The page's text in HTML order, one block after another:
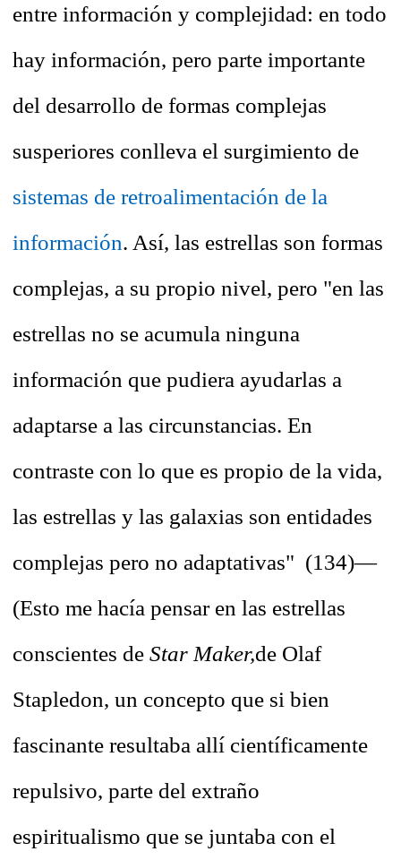
entre información y complejidad: en todo
hay información, pero parte importante
del desarrollo de formas complejas
susperiores conlleva el surgimiento de
sistemas de retroalimentación de la
información. Así, las estrellas son formas
complejas, a su propio nivel, pero "en las
estrellas no se acumula ninguna
información que pudiera ayudarlas a
adaptarse a las circunstancias. En
contraste con lo que es propio de la vida,
las estrellas y las galaxias son entidades
complejas pero no adaptativas" (134)—
(Esto me hacía pensar en las estrellas
conscientes de Star Maker,de Olaf
Stapledon, un concepto que si bien
fascinante resultaba allí científicamente
repulsivo, parte del extraño
espiritualismo que se juntaba con el